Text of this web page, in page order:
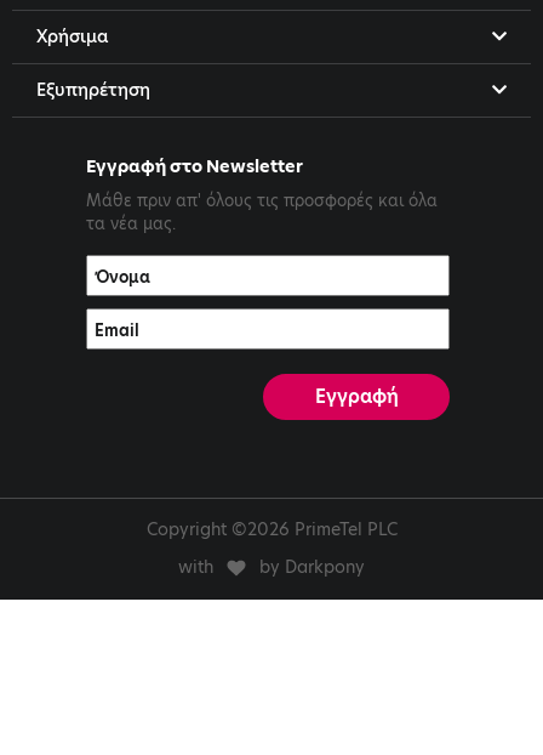
Χρήσιμα
Εξυπηρέτηση
Εγγραφή στο Newsletter
Μάθε πριν απ' όλους τις προσφορές και όλα
τα νέα μας.
Copyright ©2026 PrimeTel PLC
with
by Darkpony